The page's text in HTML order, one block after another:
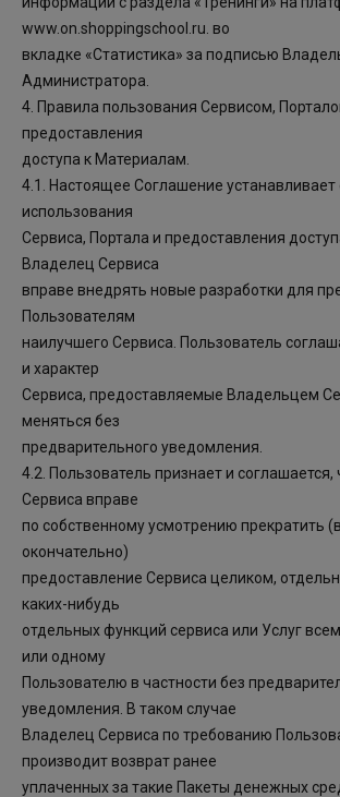
www.on.shoppingschool.ru. во
вкладке «Статистика» за подписью
Администратора.
4. Правила пользования Сервисом,
предоставления
доступа к Материалам.
4.1. Настоящее Соглашение
использования
Сервиса, Портала и предоставления
Владелец Сервиса
вправе внедрять новые разработки для
Пользователям
наилучшего Сервиса. Пользователь
и характер
Сервиса, предоставляемые Владельцем
меняться без
предварительного уведомления.
4.2. Пользователь признает и
Сервиса вправе
по собственному усмотрению прекратить
окончательно)
предоставление Сервиса целиком,
каких-нибудь
отдельных функций сервиса или Услуг
или одному
Пользователю в частности без
уведомления. В таком случае
Владелец Сервиса по требованию
производит возврат ранее
уплаченных за такие Пакеты денежных